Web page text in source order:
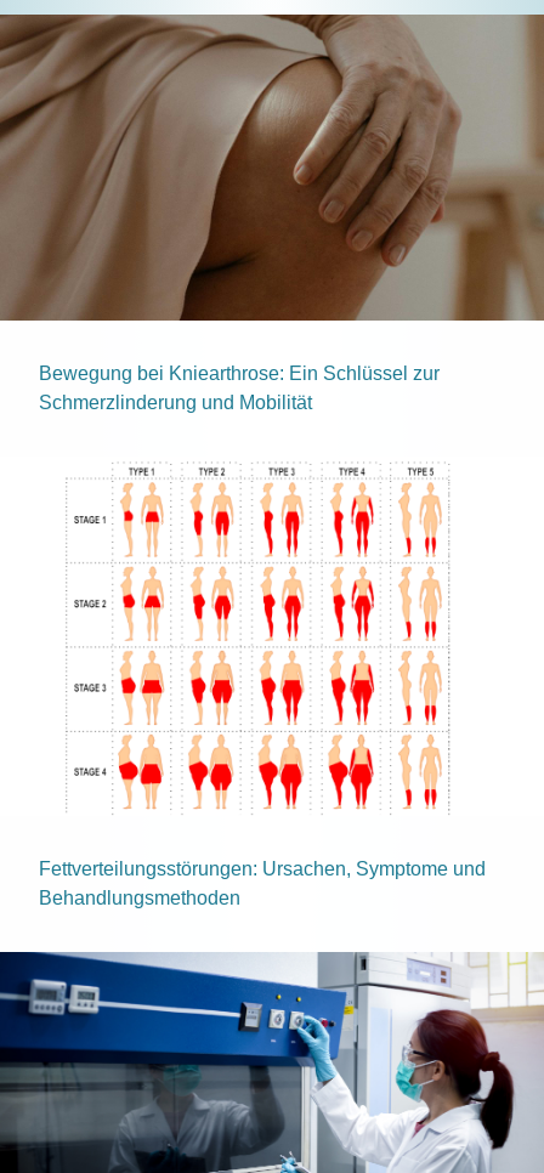
Bewegung bei Kniearthrose: Ein Schlüssel zur
Schmerzlinderung und Mobilität
Fettverteilungsstörungen: Ursachen, Symptome und
Behandlungsmethoden